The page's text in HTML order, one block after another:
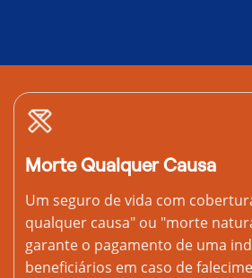
Morte Qualquer Causa
Um seguro de vida com
qualquer causa" ou "morte
garante o pagamento de uma
beneficiários em caso de